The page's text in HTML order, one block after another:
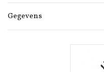
Gegevens